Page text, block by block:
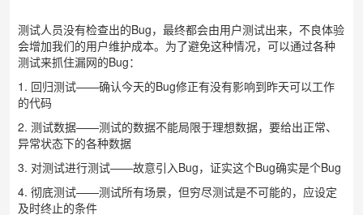
测试人员没有检查出的Bug，最终都会由用户测试出来，不良体验
会增加我们的用户维护成本。为了避免这种情况，可以通过各种
测试来抓住漏网的Bug：
1. 回归测试——确认今天的Bug修正有没有影响到昨天可以工作
的代码
2. 测试数据——测试的数据不能局限于理想数据，要给出正常、
异常状态下的各种数据
3. 对测试进行测试——故意引入Bug，证实这个Bug确实是个Bug
4. 彻底测试——测试所有场景，但穷尽测试是不可能的，应设定
及时终止的条件